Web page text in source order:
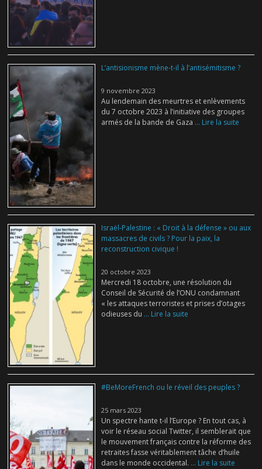
L’antisionisme mène-t-il à l’antisémitisme ?
9 novembre 2023
Au lendemain des meurtres et enlèvements
du 7 octobre 2023 à l’initiative des groupes
armés de la bande de Gaza ... Lire la suite
Israël-Palestine : « Droit à la défense » ou aux
massacres de civils ? Pour la paix, la
reconstruction civique !
20 octobre 2023
Mercredi 18 octobre, une résolution du
Conseil de Sécurité de l’ONU condamnant
« les attaques terroristes et prises d’otages
odieuses du ... Lire la suite
#BeMoreFrench ou le réveil des peuples ?
25 mars 2023
Un spectre hante t-il l’Europe ? En tout cas, à
voir le réseau social Twitter, il semblerait que
le mouvement français contre la réforme des
retraites fasse véritablement tâche d’huile
dans le monde occidental. ... Lire la suite